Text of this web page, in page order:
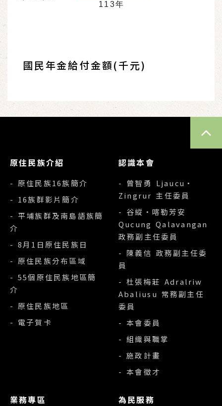
113年
國民年金給付金額(千元)
原住民族介紹
- 原住民族16族簡介
- 16族群影片簡介
- 平埔族群及南島語族簡
介
- 8月1日原住民族日
- 原住民族分布區域
- 55個原住民族地區簡
介
- 原住民族地區
- 電子賀卡
認識本會
- 曾智勇 Ljaucu‧
Zingrur 主任委員
- 谷縱‧喀勒芳安
Qucung Qalavangan
政務副主任委員
- 陳義信 政務副主任委
員
- 杜張梅莊 Adralriw
Abaliusu 常務副主任
委員
- 本會委員
- 組織與職掌
- 施政計畫
- 本會徵才
業務專區 為民服務